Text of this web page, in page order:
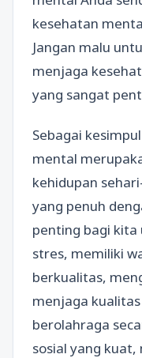
kesehatan
Jangan malu
menjaga
yang sangat
Sebagai
mental
kehidupan
yang penuh
penting bagi
stres, memiliki
berkualitas,
menjaga
berolahraga
sosial yang